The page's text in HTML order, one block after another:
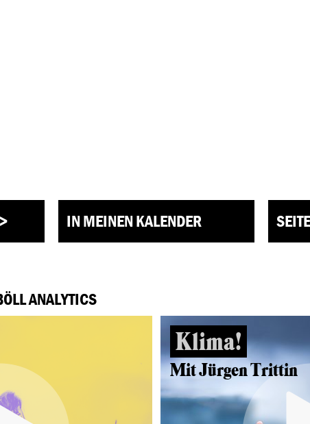
IN MEINEN KALENDER
ANALYTICS
Klima!
Mit Jürgen Trittin